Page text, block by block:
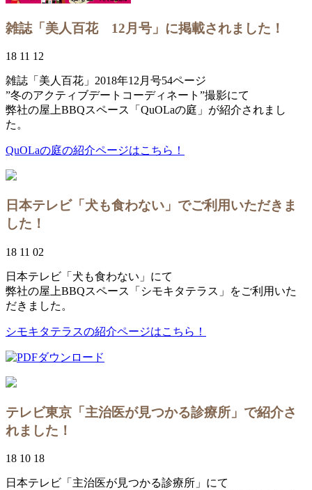
雑誌「美人百花 12月号」に掲載されました！
18 11 12
雑誌「美人百花」2018年12月号54ページ
”冬のアクティブデートコーディネート”撮影にて
弊社の屋上BBQスペース「QuOLaの庭」が紹介されまし
た。
QuOLaの庭の紹介ページはこちら！
日本テレビ「犬も食わない」でご利用いただきま
した！
18 11 02
日本テレビ「犬も食わない」にて
弊社の屋上BBQスペース「シモキタテラス」をご利用いた
だきました。
シモキタテラスの紹介ページはこちら！
テレビ東京「主治医が見つかる診療所」で紹介さ
れました！
18 10 18
日本テレビ「主治医が見つかる診療所」にて